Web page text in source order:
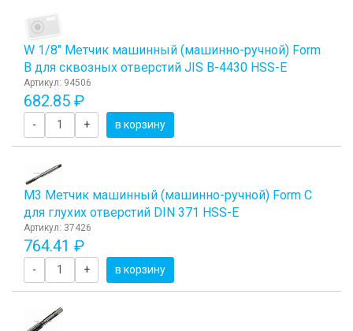
W 1/8" Метчик машинный (машинно-ручной) Form
B для сквозных отверстий JIS B-4430 HSS-E
Артикул: 94506
682.85 ₽
- + в корзину
М3 Метчик машинный (машинно-ручной) Form C
для глухих отверстий DIN 371 HSS-E
Артикул: 37426
764.41 ₽
- + в корзину